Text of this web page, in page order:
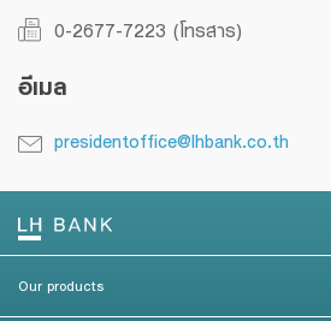
0-2677-7223 (โทรสาร)
อีเมล
presidentoffice@lhbank.co.th
Our products